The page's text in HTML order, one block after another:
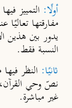
أولًا: التمييز
مفارقتها تعاليًا
يدور بين هذين
النسبة فقط.
ثانيًا: النظر
نصّ وحي
غير مباشرة.